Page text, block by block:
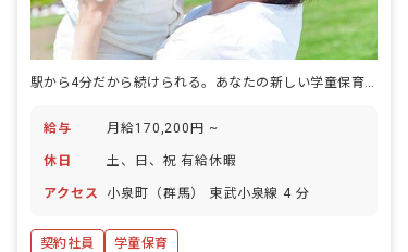
給与 月給170,200円 ~
休日 土、日、祝 有給休暇
アクセス 小泉町（群馬） 東武小泉線 4 分
契約社員 学童保育